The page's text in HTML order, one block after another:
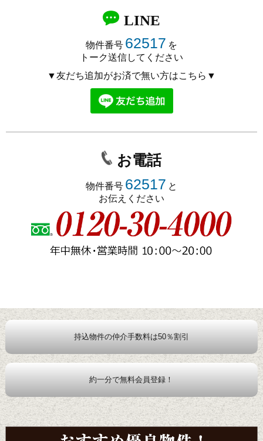
LINE
物件番号 62517 を
トーク送信してください
▼友だち追加がお済で無い方はこちら▼
お電話
物件番号 62517 と
お伝えください
持込物件の仲介手数料は50％割引
約一分で無料会員登録！